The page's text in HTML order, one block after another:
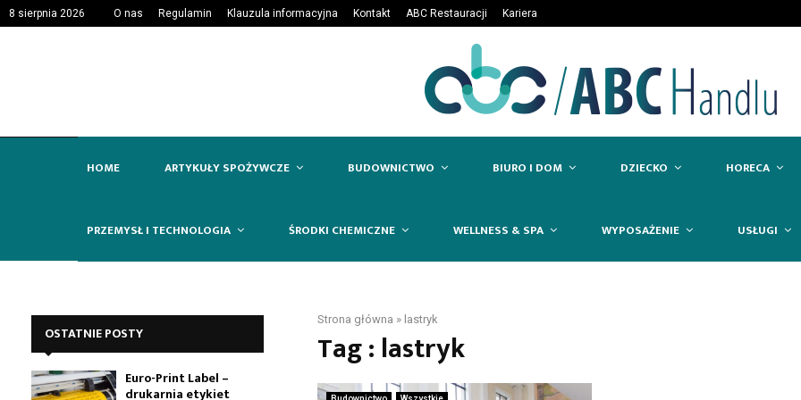
8 sierpnia 2026 O nas Regulamin Klauzula informacyjna Kontakt ABC Restauracji Kariera
HOME ARTYKUŁY SPOŻYWCZE BUDOWNICTWO BIURO I DOM DZIECKO HORECA
PRZEMYSŁ I TECHNOLOGIA ŚRODKI CHEMICZNE WELLNESS & SPA WYPOSAŻENIE USŁUGI
Strona główna » lastryk
Tag : lastryk
OSTATNIE POSTY
Euro-Print Label –
drukarnia etykiet